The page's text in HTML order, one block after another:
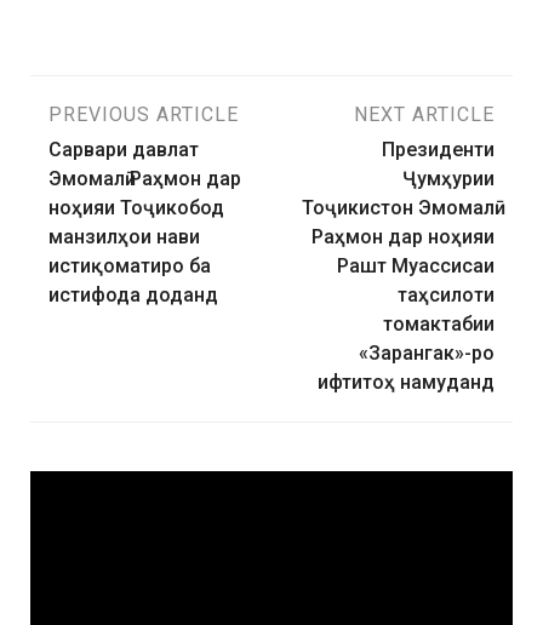
PREVIOUS ARTICLE
Сарвари давлат
Эмомалӣ Раҳмон дар
ноҳияи Тоҷикобод
манзилҳои нави
истиқоматиро ба
истифода доданд
NEXT ARTICLE
Президенти
Ҷумҳурии
Тоҷикистон Эмомалӣ
Раҳмон дар ноҳияи
Рашт Муассисаи
таҳсилоти
томактабии
«Зарангак»-ро
ифтитоҳ намуданд